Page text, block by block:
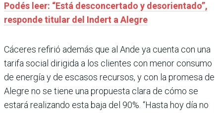
Podés leer: “Está desconcertado y desorientado”,
responde titular del Indert a Alegre
Cáceres refirió además que al Ande ya cuenta con una
tarifa social dirigida a los clientes con menor consumo
de energía y de escasos recursos, y con la promesa de
Alegre no se tiene una propuesta clara de cómo se
estará realizando esta baja del 90%. “Hasta hoy día no